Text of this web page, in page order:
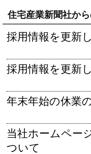
住宅産業新聞社か
採用情報を更新
採用情報を更新
年末年始の休業
当社ホームペー
ついて